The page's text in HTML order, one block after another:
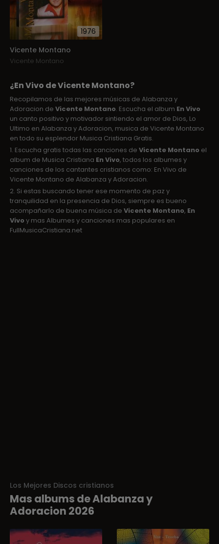
1976
Vicente Montano
Vicente Montano
¿En Vivo de Vicente Montano?
Recopilamos de las mejores músicas de Alabanza y
Adoracion de Vicente Montano. Escucha el album En Vivo
un canto positivo y motivador sintiendo el amor de Dios, Lo
Ultimo en Alabanza y Adoracion, musica de Vicente Montano
en todo su esplendor Musica Cristiana Gratis.
1. Escucha gratis todas las canciones de Vicente Montano el
album de Musica Cristiana En Vivo, todos los albumes y
canciones de los cantantes cristianos como: En Vivo de
Vicente Montano de Alabanza y Adoracion.
2. Si estas buscando tener ese momento de paz y
tranquilidad en la presencia de Dios, siempre es bueno
acompañarlo de buena música de Vicente Montano, En
Vivo y mas Albumes y canciones mas populares en
FullMusicaCristiana.net
Los Mejores Discos cristianos
Mas albums de Alabanza y
Adoracion 2026